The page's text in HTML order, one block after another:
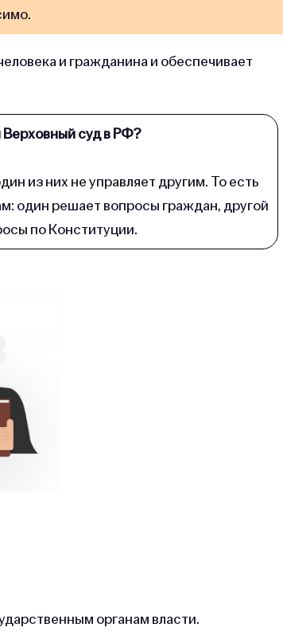
и гражданина и обеспечивает
Верховный суд в РФ?
из них не управляет другим. То есть
один решает вопросы граждан, другой
по Конституции.
органам власти.